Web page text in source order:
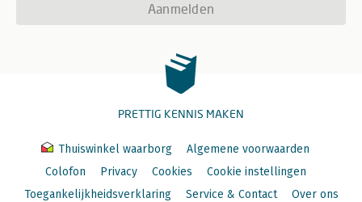
Aanmelden
PRETTIG KENNIS MAKEN
Thuiswinkel waarborg
Algemene voorwaarden
Colofon
Privacy Cookies
Cookie instellingen
Toegankelijkheidsverklaring
Service & Contact Over ons